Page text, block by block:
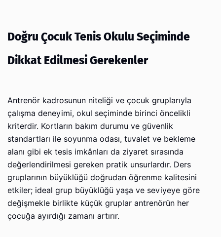
Doğru Çocuk Tenis Okulu Seçiminde
Dikkat Edilmesi Gerekenler
Antrenör kadrosunun niteliği ve çocuk gruplarıyla
çalışma deneyimi, okul seçiminde birinci öncelikli
kriterdir. Kortların bakım durumu ve güvenlik
standartları ile soyunma odası, tuvalet ve bekleme
alanı gibi ek tesis imkânları da ziyaret sırasında
değerlendirilmesi gereken pratik unsurlardır. Ders
gruplarının büyüklüğü doğrudan öğrenme kalitesini
etkiler; ideal grup büyüklüğü yaşa ve seviyeye göre
değişmekle birlikte küçük gruplar antrenörün her
çocuğa ayırdığı zamanı artırır.